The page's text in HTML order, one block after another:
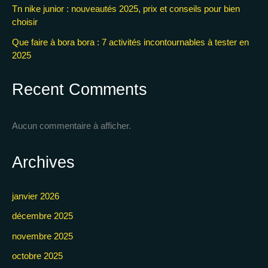
Tn nike junior : nouveautés 2025, prix et conseils pour bien
choisir
Que faire à bora bora : 7 activités incontournables à tester en
2025
Recent Comments
Aucun commentaire à afficher.
Archives
janvier 2026
décembre 2025
novembre 2025
octobre 2025